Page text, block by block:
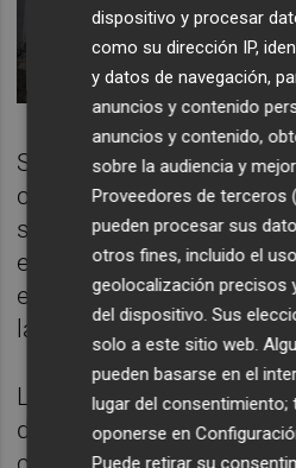
Según la información
cadena SER, los agentes
sospechan que la falta
esa torre de una
estar detrás de las
las llamas.
La delegada ha
declaró en unas jornadas
dispositivo y procesar
como su dirección IP,
y datos de navegación,
anuncios y contenido
anuncios y contenido,
sobre la audiencia y
Proveedores de terceros
pueden procesar sus
otros fines, incluido el
geolocalización precisos
del dispositivo. Sus
solo a este sitio web.
pueden basarse en el
lugar del consentimiento;
oponerse en
Puede retirar su